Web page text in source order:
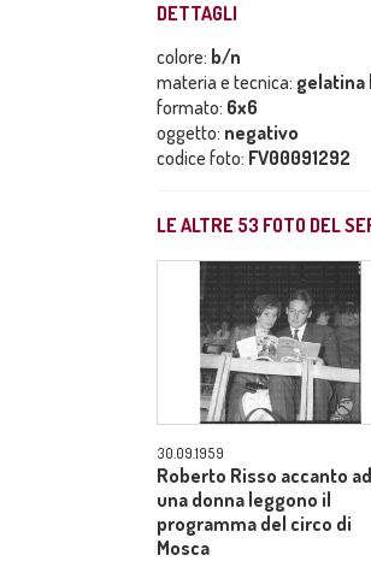
DETTAGLI
colore: b/n
materia e tecnica:
formato: 6x6
oggetto: negativo
codice foto: FV00091292
LE ALTRE 53 FOTO DEL
30.09.1959
Roberto Risso accanto ad
una donna leggono il
programma del circo di
Mosca